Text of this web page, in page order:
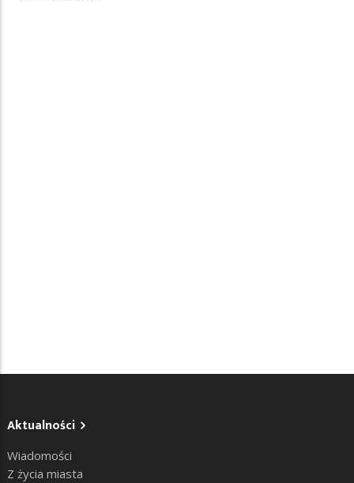
Aktualności
Wiadomości
Z życia miasta